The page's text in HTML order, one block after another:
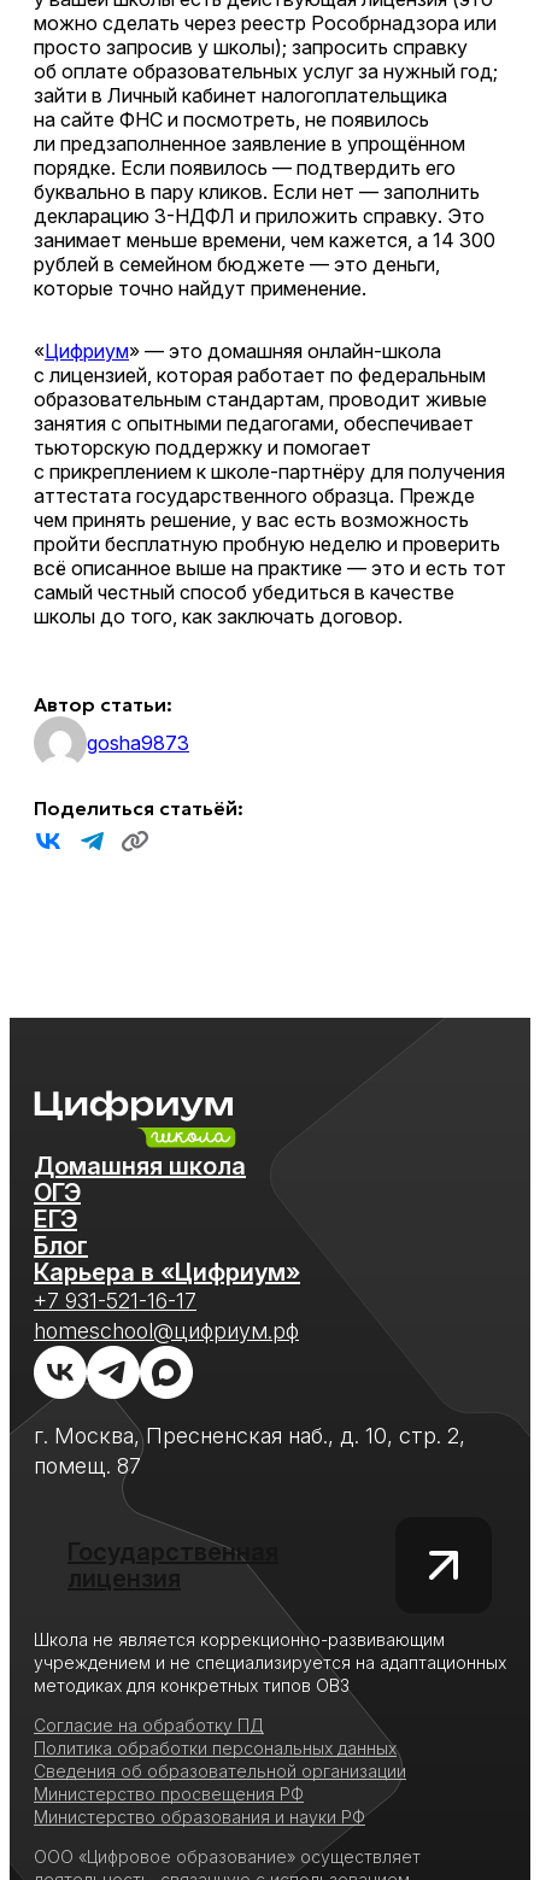
можно сделать через реестр Рособрнадзора или
просто запросив у школы); запросить справку
об оплате образовательных услуг за нужный год;
зайти в Личный кабинет налогоплательщика
на сайте ФНС и посмотреть, не появилось
ли предзаполненное заявление в упрощённом
порядке. Если появилось — подтвердить его
буквально в пару кликов. Если нет — заполнить
декларацию 3-НДФЛ и приложить справку. Это
занимает меньше времени, чем кажется, а 14 300
рублей в семейном бюджете — это деньги,
которые точно найдут применение.
«Цифриум» — это домашняя онлайн-школа
с лицензией, которая работает по федеральным
образовательным стандартам, проводит живые
занятия с опытными педагогами, обеспечивает
тьюторскую поддержку и помогает
с прикреплением к школе-партнёру для получения
аттестата государственного образца. Прежде
чем принять решение, у вас есть возможность
пройти бесплатную пробную неделю и проверить
всё описанное выше на практике — это и есть тот
самый честный способ убедиться в качестве
школы до того, как заключать договор.
Автор статьи:
gosha9873
Поделиться статьёй:
Школа не является коррекционно-развивающим
учреждением и не специализируется на адаптационных
методиках для конкретных типов ОВЗ
Домашняя школа
ОГЭ
ЕГЭ
Блог
Карьера в «Цифриум»
+7 931-521-16-17
homeschool@цифриум.рф
г. Москва, Пресненская наб., д. 10, стр. 2,
помещ. 87
Согласие на обработку ПД
Политика обработки персональных данных
Сведения об образовательной организации
Министерство просвещения РФ
Министерство образования и науки РФ
ООО «Цифровое образование» осуществляет
Государственная
лицензия